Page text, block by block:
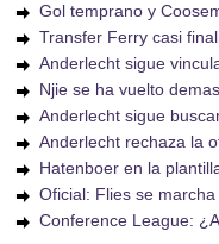
Gol temprano y
Transfer Ferry casi
Anderlecht sigue
Njie se ha vuelto
Anderlecht sigue
Anderlecht rechaza la
Hatenboer en la
Oficial: Flies se
Conference League: